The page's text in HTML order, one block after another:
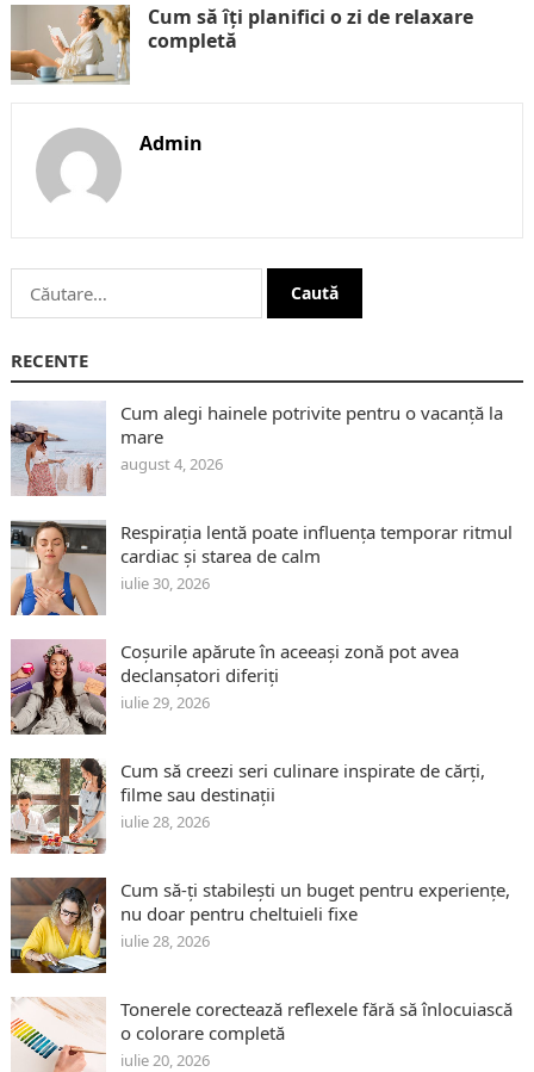
Cum să îți planifici o zi de relaxare
completă
Admin
Caută
după:
RECENTE
Cum alegi hainele potrivite pentru o vacanță la
mare
august 4, 2026
Respirația lentă poate influența temporar ritmul
cardiac și starea de calm
iulie 30, 2026
Coșurile apărute în aceeași zonă pot avea
declanșatori diferiți
iulie 29, 2026
Cum să creezi seri culinare inspirate de cărți,
filme sau destinații
iulie 28, 2026
Cum să-ți stabilești un buget pentru experiențe,
nu doar pentru cheltuieli fixe
iulie 28, 2026
Tonerele corectează reflexele fără să înlocuiască
o colorare completă
iulie 20, 2026